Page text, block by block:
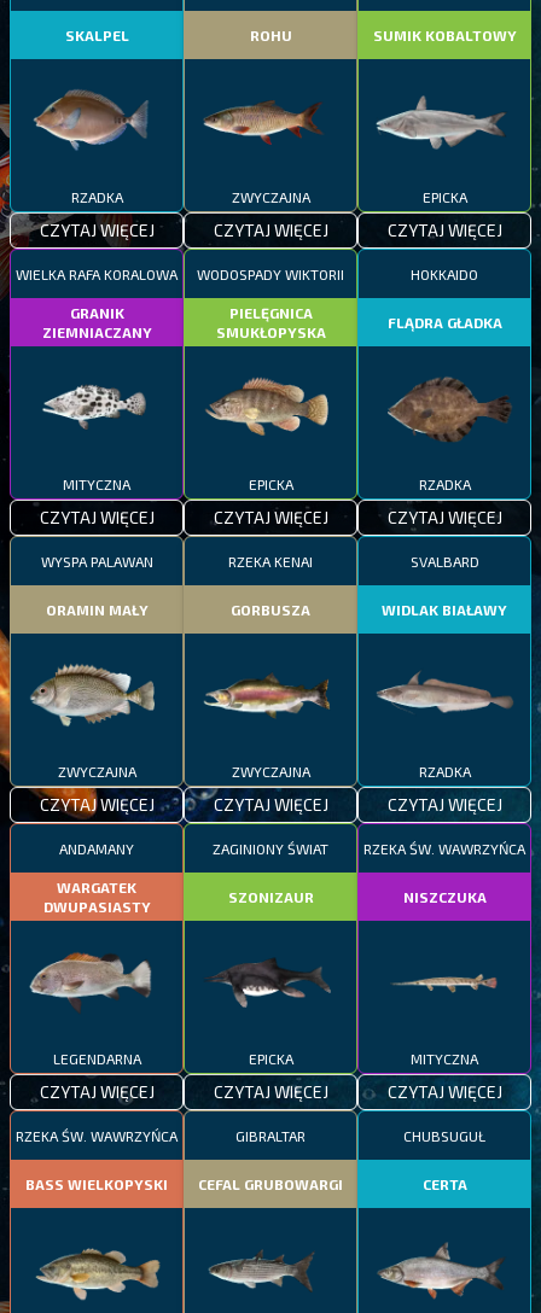
SKALPEL
RZADKA
CZYTAJ WIĘCEJ
ROHU
ZWYCZAJNA
CZYTAJ WIĘCEJ
SUMIK KOBALTOWY
EPICKA
CZYTAJ WIĘCEJ
WIELKA RAFA KORALOWA
GRANIK
ZIEMNIACZANY
MITYCZNA
CZYTAJ WIĘCEJ
WODOSPADY WIKTORII
PIELĘGNICA
SMUKŁOPYSKA
EPICKA
CZYTAJ WIĘCEJ
HOKKAIDO
FLĄDRA GŁADKA
RZADKA
CZYTAJ WIĘCEJ
WYSPA PALAWAN
ORAMIN MAŁY
ZWYCZAJNA
CZYTAJ WIĘCEJ
RZEKA KENAI
GORBUSZA
ZWYCZAJNA
CZYTAJ WIĘCEJ
SVALBARD
WIDLAK BIAŁAWY
RZADKA
CZYTAJ WIĘCEJ
ANDAMANY
WARGATEK
DWUPASIASTY
LEGENDARNA
CZYTAJ WIĘCEJ
ZAGINIONY ŚWIAT
SZONIZAUR
EPICKA
CZYTAJ WIĘCEJ
RZEKA ŚW. WAWRZYŃCA
NISZCZUKA
MITYCZNA
CZYTAJ WIĘCEJ
RZEKA ŚW. WAWRZYŃCA
BASS WIELKOPYSKI
GIBRALTAR
CEFAL GRUBOWARGI
CHUBSUGUŁ
CERTA